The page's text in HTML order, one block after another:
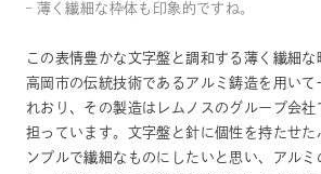
– 薄く繊細な枠体も印象的ですね。
この表情豊かな文字盤と調和する薄く繊細
高岡市の伝統技術であるアルミ鋳造を用いて
れおり、その製造はレムノスのグループ会
担っています。文字盤と針に個性を持たせた
ンプルで繊細なものにしたいと思い、アルミ